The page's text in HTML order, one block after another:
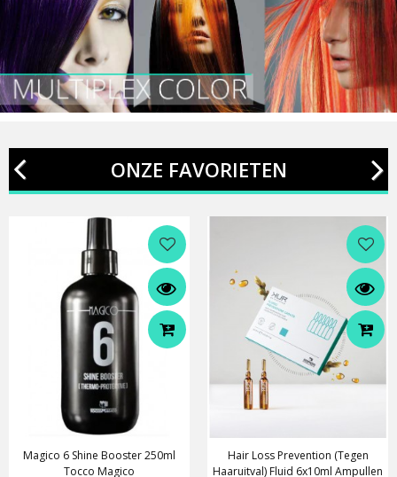
ONZE FAVORIETEN
Magico 6 Shine Booster 250ml
Tocco Magico
Hair Loss Prevention (tegen
Haaruitval) Fluid 6x10ml Ampullen